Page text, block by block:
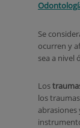
Se
ocurren y
sea a nivel
Los
los
abrasiones